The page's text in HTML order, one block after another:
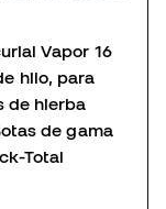
Vapor 16
hilo, para
de hierba
de gama
Total